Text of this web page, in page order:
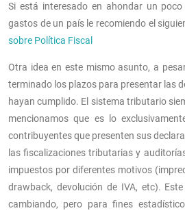
Si está interesado en ahondar un
gastos de un país le recomiendo el
sobre Política Fiscal
Otra idea en este mismo asunto, a
terminado los plazos para presentar las
hayan cumplido. El sistema tributario
mencionamos que es lo
contribuyentes que presenten sus
las fiscalizaciones tributarias y
impuestos por diferentes motivos
drawback, devolución de IVA, etc).
cambiando, pero para fines